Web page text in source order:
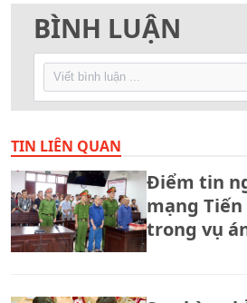
BÌNH LUẬN
TIN LIÊN QUAN
Điểm tin
mạng
trong vụ